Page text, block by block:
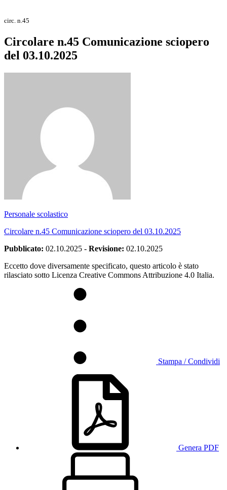
circ. n.45
Circolare n.45 Comunicazione sciopero
del 03.10.2025
Personale scolastico
Circolare n.45 Comunicazione sciopero del 03.10.2025
Pubblicato: 02.10.2025 - Revisione: 02.10.2025
Eccetto dove diversamente specificato, questo articolo è stato
rilasciato sotto Licenza Creative Commons Attribuzione 4.0 Italia.
Stampa / Condividi
Genera PDF